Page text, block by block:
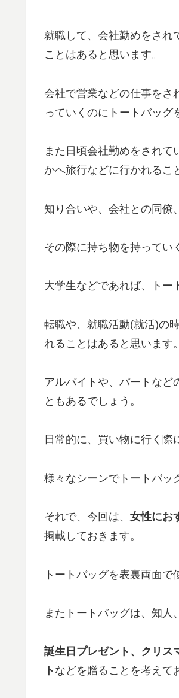
就職して、会社勤めをされ
ことはあると思います。
会社で営業などの仕事をさ
っていくのにトートバッグ
また日頃会社勤めをされて
かへ旅行などに行かれるこ
知り合いや、会社との同僚
その際に持ち物を持ってい
大学生などであれば、トー
転職や、就職活動(就活)の
れることはあると思います。
アルバイトや、パートなど
ともあるでしょう。
日常的に、買い物に行く際
様々なシーンでトートバッ
それで、今回は、 女性にお
掲載しておきます。
トートバッグを表裏両面で
またトートバッグは、知人
誕生日プレゼント、クリス
ト などを贈ることを考えて